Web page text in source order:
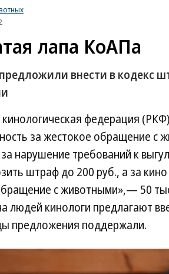
лапа КоАПа
внести в кодекс
кинологическая федерация
за жестокое обращение
нарушение требований к
штраф до 200 руб., а за
с животными»,— 50
людей кинологи предлагают
предложения поддержали.